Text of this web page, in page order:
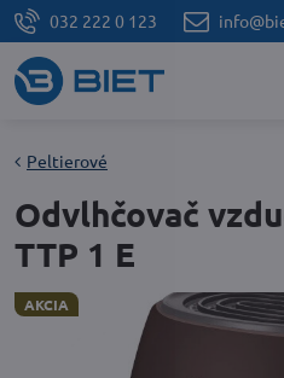
032 222 0 123
AKCIA
Peltierové
Odvlhčovač
TTP 1 E